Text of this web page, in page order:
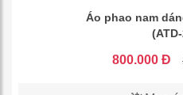
Áo phao nam
800.000 Đ